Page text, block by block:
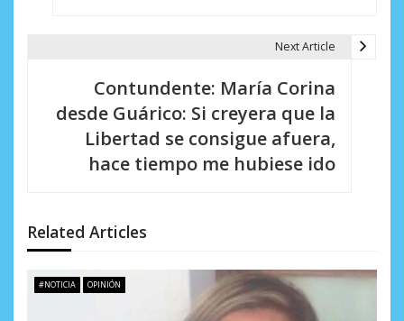
e
n
Next Article
Contundente: María Corina
desde Guárico: Si creyera que la
Libertad se consigue afuera,
hace tiempo me hubiese ido
Related Articles
#NOTICIA OPINIÓN